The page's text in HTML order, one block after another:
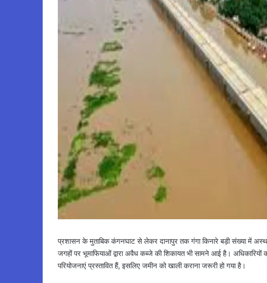
प्रशासन के मुताबिक कंगनघाट से लेकर दानापुर तक गंगा किनारे बड़ी संख्या में
जगहों पर भूमाफियाओं द्वारा अवैध कब्जे की शिकायत भी सामने आई है। अधिकारियों
परियोजनाएं प्रस्तावित हैं, इसलिए जमीन को खाली कराना जरूरी हो गया है।